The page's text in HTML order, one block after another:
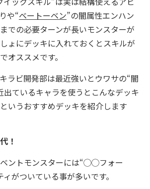
や“ベートーベン”の闇属性エンハン
での必要ターンが長いモンスターが
ょにデッキに入れておくとスキルが
オススメです。
ラビ開発部は最近強いとウワサの“闇
出ているキャラを使うとこんなデッキ
いうおすすめデッキを紹介します
！
ントモンスターには“◯◯フォー
がついている事が多いです。